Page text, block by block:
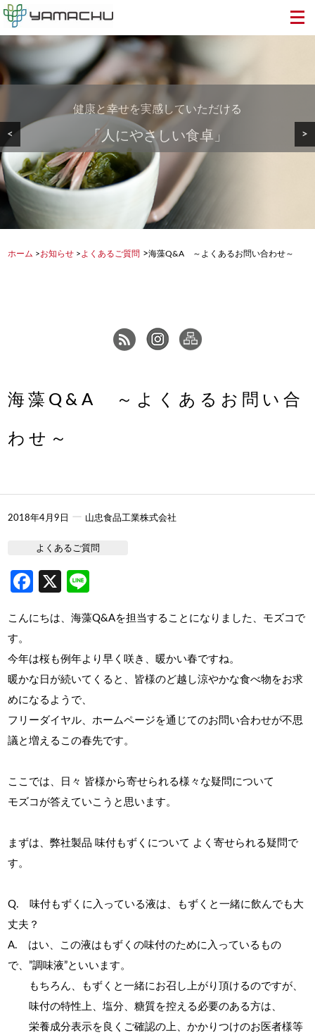
健康と幸せを実感していただける
「人にやさしい食卓」
美しい地球から食卓へ・・・
健康を支える食品を
安心・安全で美味しい
もずく・めかぶを
< >
ホーム >お知らせ > よくあるご質問 >海藻Q&A ～よくあるお問い合わせ～
海藻Q&A ～よくあるお問い合
わせ～
2018年4月9日 ー 山忠食品工業株式会社
よくあるご質問
Facebook
X
こんにちは、海藻Q&Aを担当することになりました、モズコで
す。
今年は桜も例年より早く咲き、暖かい春ですね。
暖かな日が続いてくると、皆様のど越し涼やかな食べ物をお求
めになるようで、
フリーダイヤル、ホームページを通じてのお問い合わせが不思
議と増えるこの春先です。
ここでは、日々 皆様から寄せられる様々な疑問について
モズコが答えていこうと思います。
まずは、弊社製品 味付もずくについて よく寄せられる疑問で
す。
Q. 味付もずくに入っている液は、もずくと一緒に飲んでも大
丈夫？
A. はい、この液はもずくの味付のために入っているもの
で、”調味液”といいます。
もちろん、もずくと一緒にお召し上がり頂けるのですが、
味付の特性上、塩分、糖質を控える必要のある方は、
栄養成分表示を良くご確認の上、かかりつけのお医者様等